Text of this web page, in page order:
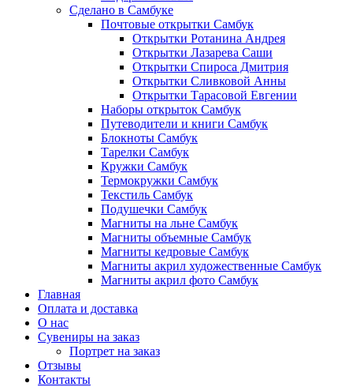
Сделано в Самбуке
Почтовые открытки Самбук
Открытки Ротанина Андрея
Открытки Лазарева Саши
Открытки Спироса Дмитрия
Открытки Сливковой Анны
Открытки Тарасовой Евгении
Наборы открыток Самбук
Путеводители и книги Самбук
Блокноты Самбук
Тарелки Самбук
Кружки Самбук
Термокружки Самбук
Текстиль Самбук
Подушечки Самбук
Магниты на льне Самбук
Магниты объемные Самбук
Магниты кедровые Самбук
Магниты акрил художественные Самбук
Магниты акрил фото Самбук
Главная
Оплата и доставка
О нас
Сувениры на заказ
Портрет на заказ
Отзывы
Контакты